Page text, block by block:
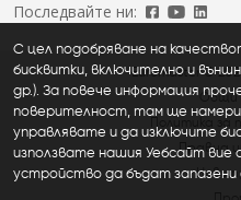
Последвайте ни:
Euromaster ©
Общи
Правна
Нови
С цел подобряване на
бисквитки, включително и
др.). За повече информация
поверителност, там ще
управлявате и да изключите
използвате нашия Уебсайт
устройство да бъдат запазени